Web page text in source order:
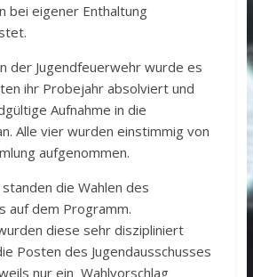
bei eigener Enthaltung
der Jugendfeuerwehr wurde es
ihr Probejahr absolviert und
Aufnahme in die
Alle vier wurden einstimmig von
aufgenommen.
die Wahlen des
auf dem Programm.
diese sehr diszipliniert
Posten des Jugendausschusses
nur ein Wahlvorschlag